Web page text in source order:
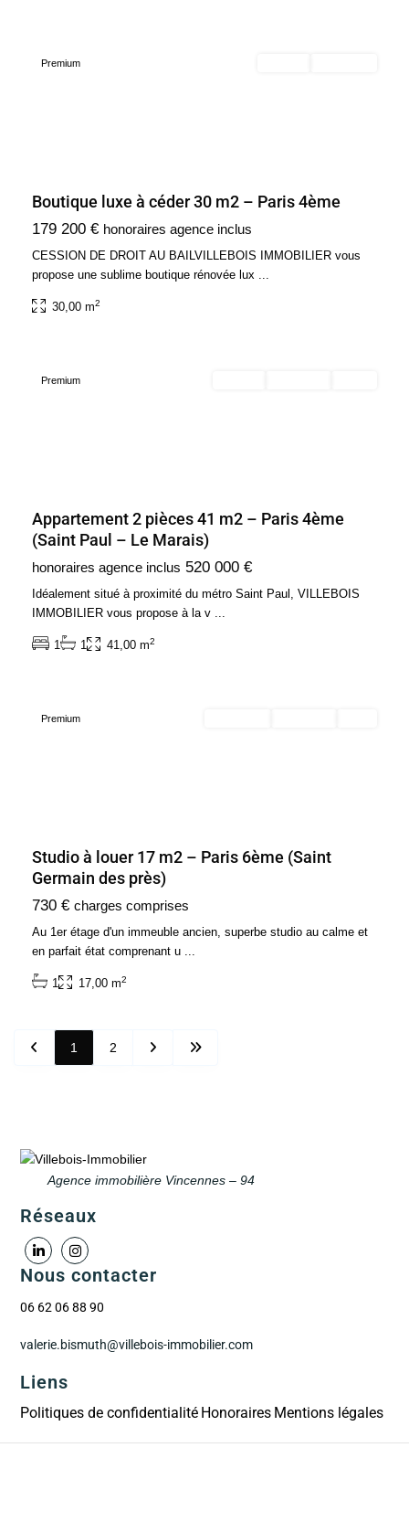
Premium
Boutique luxe à céder 30 m2 – Paris 4ème
179 200 € honoraires agence inclus
CESSION DE DROIT AU BAILVILLEBOIS IMMOBILIER vous
propose une sublime boutique rénovée lux ...
30,00 m2
Ile
de
France,
Paris
Arrondissement
Premium
Appartement 2 pièces 41 m2 – Paris 4ème
(Saint Paul – Le Marais)
honoraires agence inclus 520 000 €
Idéalement situé à proximité du métro Saint Paul, VILLEBOIS
IMMOBILIER vous propose à la v ...
1 1 41,00 m2
Ile
de
France,
Paris
Arrondissement
Premium
Studio à louer 17 m2 – Paris 6ème (Saint
Germain des près)
730 € charges comprises
Au 1er étage d'un immeuble ancien, superbe studio au calme et
en parfait état comprenant u ...
1 17,00 m2
1 2
Agence immobilière Vincennes – 94
Réseaux
Nous contacter
06 62 06 88 90
valerie.bismuth@villebois-immobilier.com
Liens
Politiques de confidentialité Honoraires Mentions légales